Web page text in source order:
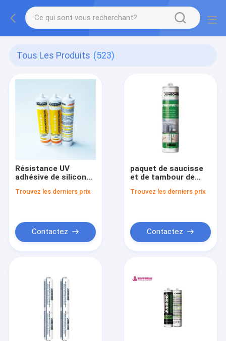
Tous Les Produits (523)
Résistance UV
adhésive de silicone
traitement pour les
Trouvez les derniers prix
Contactez
paquet de saucisse
et de tambour de
plastique de mastic
Trouvez les derniers prix
Contactez